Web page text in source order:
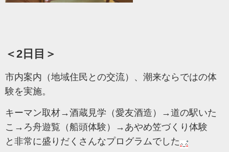
＜2日目＞
市内案内（地域住民との交流）、潮来ならではの体
験を実施。
キーマン取材→酒蔵見学（愛友酒造）→道の駅いた
こ→ろ舟遊覧（船頭体験）→あやめ笠づくり体験
と非常に盛りだくさんなプログラムでした